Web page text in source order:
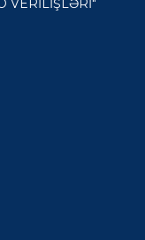
VERİLİŞLƏRİ"